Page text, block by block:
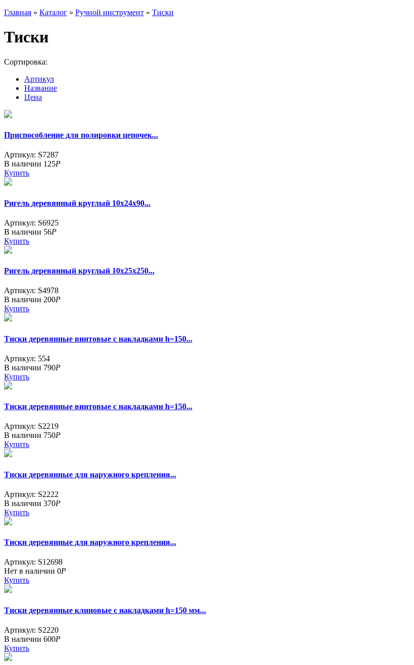
Главная » Каталог » Ручной инструмент » Тиски
Тиски
Сортировка:
Артикул
Название
Цена
Приспособление для полировки цепочек...
Артикул: S7287
В наличии 125Р
Купить
Ригель деревянный круглый 10х24х90...
Артикул: S6925
В наличии 56Р
Купить
Ригель деревянный круглый 10х25х250...
Артикул: S4978
В наличии 200Р
Купить
Тиски деревянные винтовые c накладками h=150...
Артикул: 554
В наличии 790Р
Купить
Тиски деревянные винтовые с накладками h=150...
Артикул: S2219
В наличии 750Р
Купить
Тиски деревянные для наружного крепления...
Артикул: S2222
В наличии 370Р
Купить
Тиски деревянные для наружного крепления...
Артикул: S12698
Нет в наличии 0Р
Купить
Тиски деревянные клиновые с накладками h=150 мм...
Артикул: S2220
В наличии 600Р
Купить